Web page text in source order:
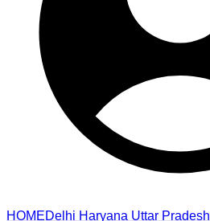
HOMEDelhi Haryana Uttar Pradesh